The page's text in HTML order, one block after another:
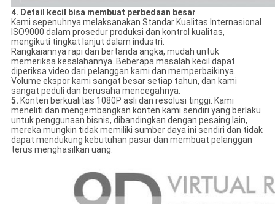
4. Detail kecil bisa membuat perbedaan besar
Kami sepenuhnya melaksanakan Standar Kualitas Internasional
ISO9000 dalam prosedur produksi dan kontrol kualitas,
mengikuti tingkat lanjut dalam industri.
Rangkaiannya rapi dan bertanda angka, mudah untuk
memeriksa kesalahannya. Beberapa masalah kecil dapat
diperiksa video dari pelanggan kami dan memperbaikinya.
Volume ekspor kami sangat besar setiap tahun, dan kami
sangat peduli dan berusaha mencegahnya.
5. Konten berkualitas 1080P asli dan resolusi tinggi. Kami
meneliti dan mengembangkan konten kami sendiri yang berlaku
untuk penggunaan bisnis, dibandingkan dengan pesaing lain,
mereka mungkin tidak memiliki sumber daya ini sendiri dan tidak
dapat mendukung kebutuhan pasar dan membuat pelanggan
terus menghasilkan uang.